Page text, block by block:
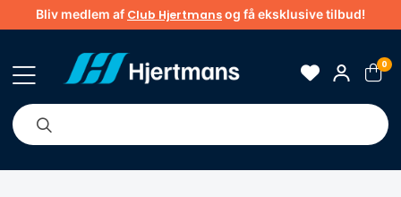
Bliv medlem af Club Hjertmansog få eksklusive tilbud!
0